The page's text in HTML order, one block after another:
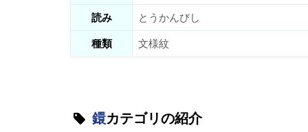
読み
とうかんびし
種類
文様紋
鐶カテゴリの紹介